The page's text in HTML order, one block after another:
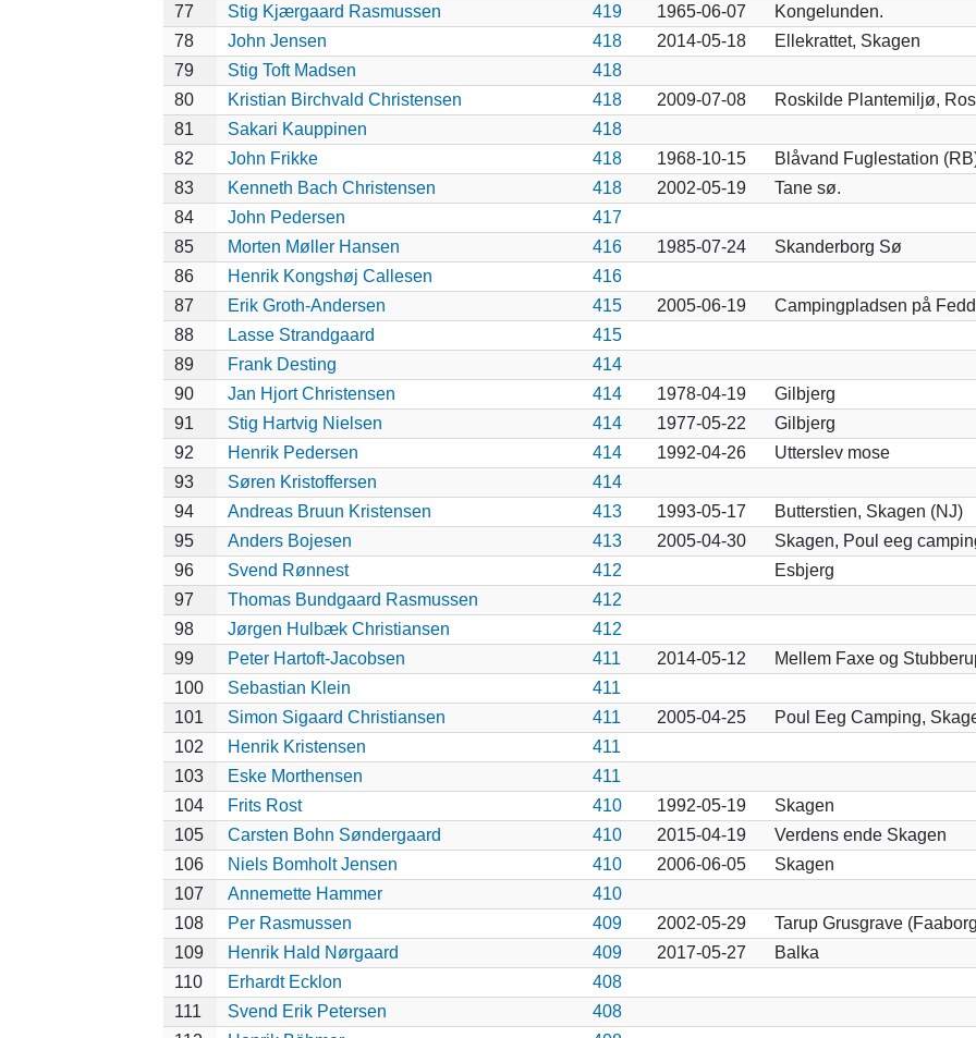
77
Stig Kjærgaard Rasmussen 419 1965-06-07
Kongelunden.
78
John Jensen 418 2014-05-18
Ellekrattet, Skagen
79
Stig Toft Madsen
418
80
Kristian Birchvald Christensen 418 2009-07-08
Roskilde Plantemiljø,
81
Sakari Kauppinen
418
82
John Frikke 418 1968-10-15
Blåvand Fuglestation
83
Kenneth Bach Christensen 418 2002-05-19
Tane sø.
84
John Pedersen
417
85
Morten Møller Hansen 416 1985-07-24
Skanderborg Sø
86
Henrik Kongshøj Callesen
416
87
Erik Groth-Andersen 415 2005-06-19
Campingpladsen på
88
Lasse Strandgaard
415
89
Frank Desting
414
90
Jan Hjort Christensen 414 1978-04-19
Gilbjerg
91
Stig Hartvig Nielsen 414 1977-05-22
Gilbjerg
92
Henrik Pedersen 414 1992-04-26
Utterslev mose
93
Søren Kristoffersen
414
94
Andreas Bruun Kristensen 413 1993-05-17
Butterstien, Skagen (NJ)
95
Anders Bojesen 413 2005-04-30
Skagen, Poul eeg
96
Svend Rønnest 412
Esbjerg
97
Thomas Bundgaard Rasmussen
412
98
Jørgen Hulbæk Christiansen
412
99
Peter Hartoft-Jacobsen 411 2014-05-12
Mellem Faxe og
100
Sebastian Klein
411
101
Simon Sigaard Christiansen 411 2005-04-25
Poul Eeg Camping,
102
Henrik Kristensen
411
103
Eske Morthensen
411
104
Frits Rost 410 1992-05-19
Skagen
105
Carsten Bohn Søndergaard 410 2015-04-19
Verdens ende Skagen
106
Niels Bomholt Jensen 410 2006-06-05
Skagen
107
Annemette Hammer
410
108
Per Rasmussen 409 2002-05-29
Tarup Grusgrave
109
Henrik Hald Nørgaard 409 2017-05-27
Balka
110
Erhardt Ecklon
408
111
Svend Erik Petersen
408